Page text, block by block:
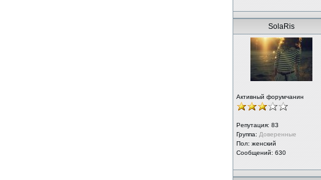
SolaRis
Активный форумчанин
Репутация: 83
Группа: Доверенные
Пол: женский
Сообщений: 630